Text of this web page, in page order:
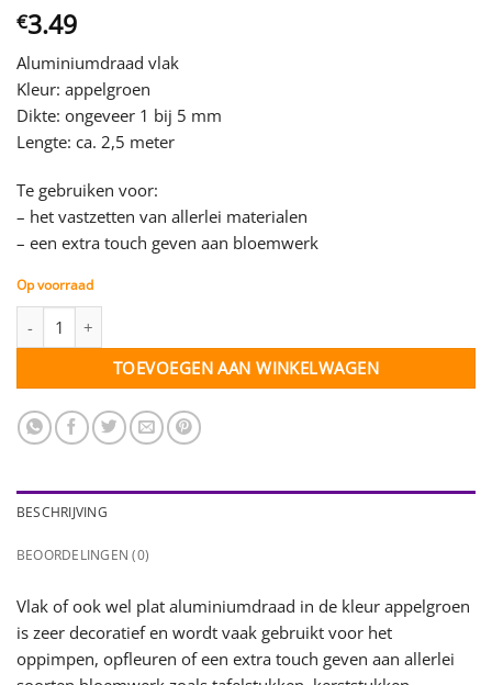
€3.49
Aluminiumdraad vlak
Kleur: appelgroen
Dikte: ongeveer 1 bij 5 mm
Lengte: ca. 2,5 meter
Te gebruiken voor:
– het vastzetten van allerlei materialen
– een extra touch geven aan bloemwerk
Op voorraad
TOEVOEGEN AAN WINKELWAGEN
BESCHRIJVING
BEOORDELINGEN (0)
Vlak of ook wel plat aluminiumdraad in de kleur appelgroen
is zeer decoratief en wordt vaak gebruikt voor het
oppimpen, opfleuren of een extra touch geven aan allerlei